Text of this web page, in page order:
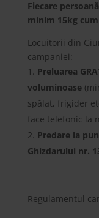
Fiecare
minim 15kg
Locuitorii din
campaniei:
Preluarea
voluminoase
spălat, frigider
face telefonic la
Predare la
Ghizdarului nr.
Regulamentul